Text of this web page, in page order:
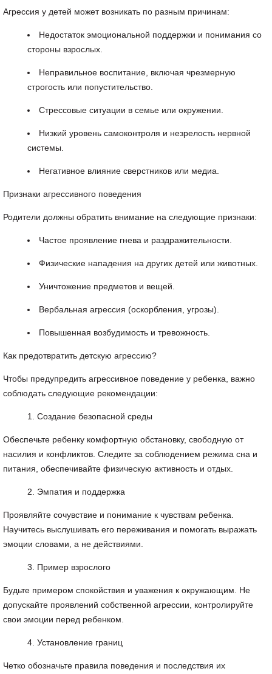
Агрессия у детей может возникать по разным причинам:
Недостаток эмоциональной поддержки и понимания со
стороны взрослых.
Неправильное воспитание, включая чрезмерную
строгость или попустительство.
Стрессовые ситуации в семье или окружении.
Низкий уровень самоконтроля и незрелость нервной
системы.
Негативное влияние сверстников или медиа.
Признаки агрессивного поведения
Родители должны обратить внимание на следующие признаки:
Частое проявление гнева и раздражительности.
Физические нападения на других детей или животных.
Уничтожение предметов и вещей.
Вербальная агрессия (оскорбления, угрозы).
Повышенная возбудимость и тревожность.
Как предотвратить детскую агрессию?
Чтобы предупредить агрессивное поведение у ребенка, важно
соблюдать следующие рекомендации:
Создание безопасной среды
Обеспечьте ребенку комфортную обстановку, свободную от
насилия и конфликтов. Следите за соблюдением режима сна и
питания, обеспечивайте физическую активность и отдых.
Эмпатия и поддержка
Проявляйте сочувствие и понимание к чувствам ребенка.
Научитесь выслушивать его переживания и помогать выражать
эмоции словами, а не действиями.
Пример взрослого
Будьте примером спокойствия и уважения к окружающим. Не
допускайте проявлений собственной агрессии, контролируйте
свои эмоции перед ребенком.
Установление границ
Четко обозначьте правила поведения и последствия их